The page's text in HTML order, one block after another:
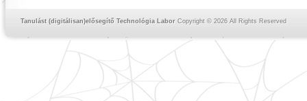
Tanulást (digitálisan)elősegítő Technológia Labor Copyright © 2026 All Rights Reserved